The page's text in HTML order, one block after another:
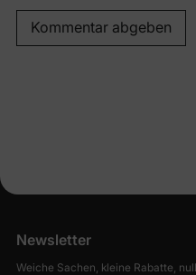
Kommentar abgeben
Newsletter
Weiche Sachen, kleine Rabatte,